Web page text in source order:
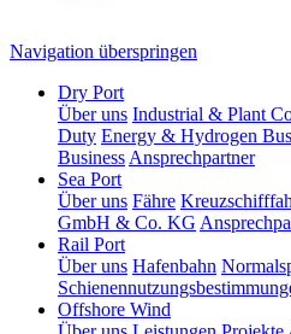
Navigation überspringen
Dry Port
Über uns Industrial & Plant
Duty Energy & Hydrogen
Business Ansprechpartner
Sea Port
Über uns Fähre
GmbH & Co. KG
Rail Port
Über uns Hafenbahn
Offshore Wind